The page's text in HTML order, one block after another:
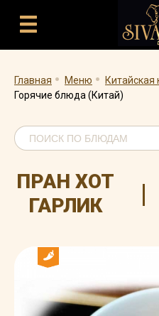
Главная . Меню . Китайская
Горячие блюда (Китай)
ПРАН ХОТ
ГАРЛИК
|